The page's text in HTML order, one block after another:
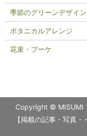
季節のグリーンデザイン
ボタニカルアレンジ
花束・ブーケ
Copyright © MISUMI
【掲載の記事・写真